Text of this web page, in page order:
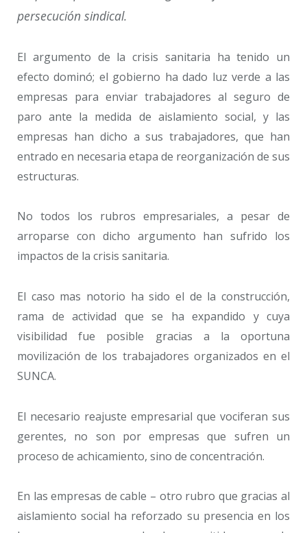
persecución sindical.
El argumento de la crisis sanitaria ha tenido un
efecto dominó; el gobierno ha dado luz verde a las
empresas para enviar trabajadores al seguro de
paro ante la medida de aislamiento social, y las
empresas han dicho a sus trabajadores, que han
entrado en necesaria etapa de reorganización de sus
estructuras.
No todos los rubros empresariales, a pesar de
arroparse con dicho argumento han sufrido los
impactos de la crisis sanitaria.
El caso mas notorio ha sido el de la construcción,
rama de actividad que se ha expandido y cuya
visibilidad fue posible gracias a la oportuna
movilización de los trabajadores organizados en el
SUNCA.
El necesario reajuste empresarial que vociferan sus
gerentes, no son por empresas que sufren un
proceso de achicamiento, sino de concentración.
En las empresas de cable – otro rubro que gracias al
aislamiento social ha reforzado su presencia en los